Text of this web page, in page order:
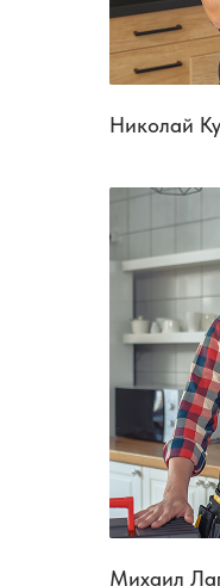
Николай
Михаил